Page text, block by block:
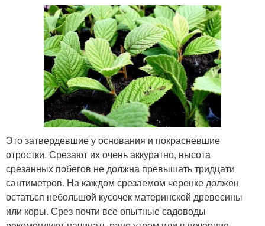
Это затвердевшие у основания и покрасневшие
отростки. Срезают их очень аккуратно, высота
срезанных побегов не должна превышать тридцати
сантиметров. На каждом срезаемом черенке должен
остаться небольшой кусочек материнской древесины
или коры. Срез почти все опытные садоводы